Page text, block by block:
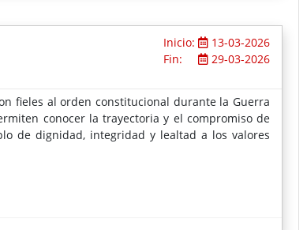
Inicio:
13-03-2026
Fin:
29-03-2026
fieles al orden constitucional durante la Guerra
conocer la trayectoria y el compromiso de
de dignidad, integridad y lealtad a los valores